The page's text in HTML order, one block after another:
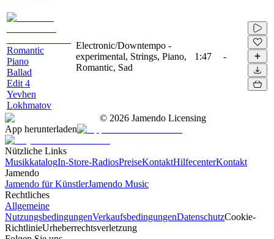
Romantic
Piano
Ballad
Edit 4
Yevhen
Lokhmatov
Electronic/Downtempo -
experimental, Strings, Piano,
Romantic, Sad
1:47 -
© 2026 Jamendo Licensing
App herunterladen
Nützliche Links
MusikkatalogIn-Store-RadiosPreiseKontaktHilfecenterKontakt
Jamendo
Jamendo für KünstlerJamendo Music
Rechtliches
Allgemeine
NutzungsbedingungenVerkaufsbedingungenDatenschutzCookie-
RichtlinieUrheberrechtsverletzung